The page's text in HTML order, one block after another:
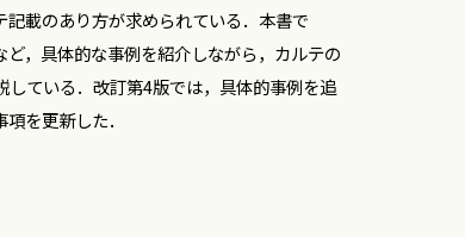
載のあり方が求められている．本書で
，具体的な事例を紹介しながら，カルテの
ている．改訂第4版では，具体的事例を追
を更新した．